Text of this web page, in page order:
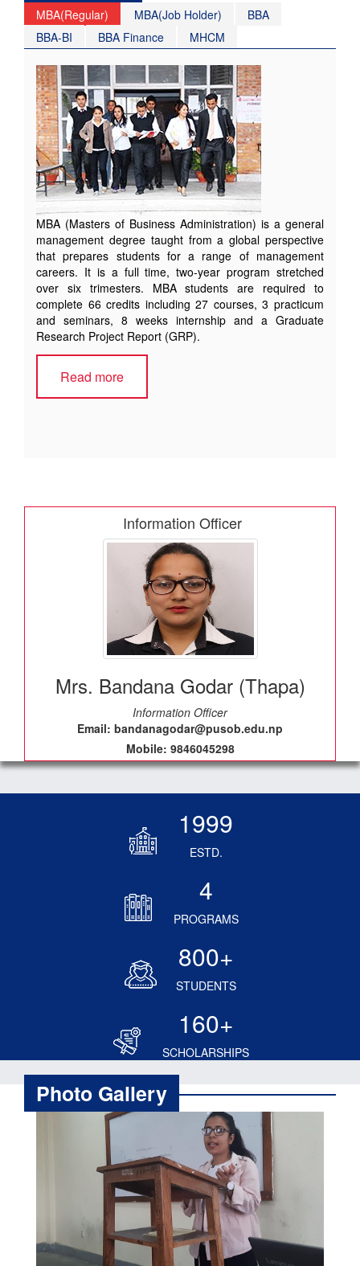
MBA(Regular) MBA(Job Holder)
BBA
BBA-BI
BBA Finance MHCM
MBA (Masters of Business Administration) is a general
management degree taught from a global perspective
that prepares students for a range of management
careers. It is a full time, two-year program stretched
over six trimesters. MBA students are required to
complete 66 credits including 27 courses, 3 practicum
and seminars, 8 weeks internship and a Graduate
Research Project Report (GRP).
Read more
Information Officer
Mrs. Bandana Godar (Thapa)
Information Officer
Email: bandanagodar@pusob.edu.np
Mobile: 9846045298
1999
ESTD.
4
PROGRAMS
800+
STUDENTS
160+
SCHOLARSHIPS
Photo Gallery